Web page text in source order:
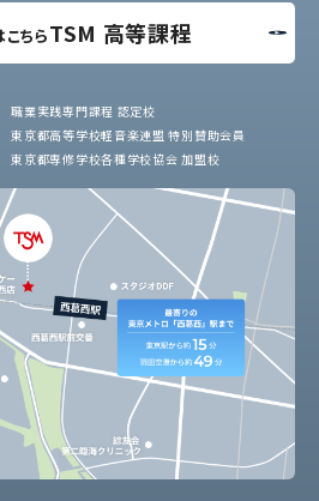
ちらTSM 高等課程
職業実践専門課程 認定校
東京都高等学校軽音楽連盟 特別賛助会員
東京都専修学校各種学校協会 加盟校